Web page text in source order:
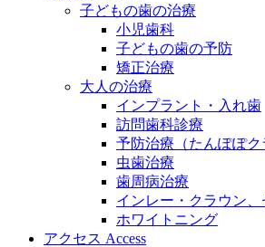
子どもの歯の治療
小児歯科
子どもの歯の予防
矯正治療
大人の治療
インプラント・入れ歯
訪問歯科診療
予防治療（たんぽぽク
虫歯治療
歯周病治療
インレー・クラウン
ホワイトニング
アクセス Access